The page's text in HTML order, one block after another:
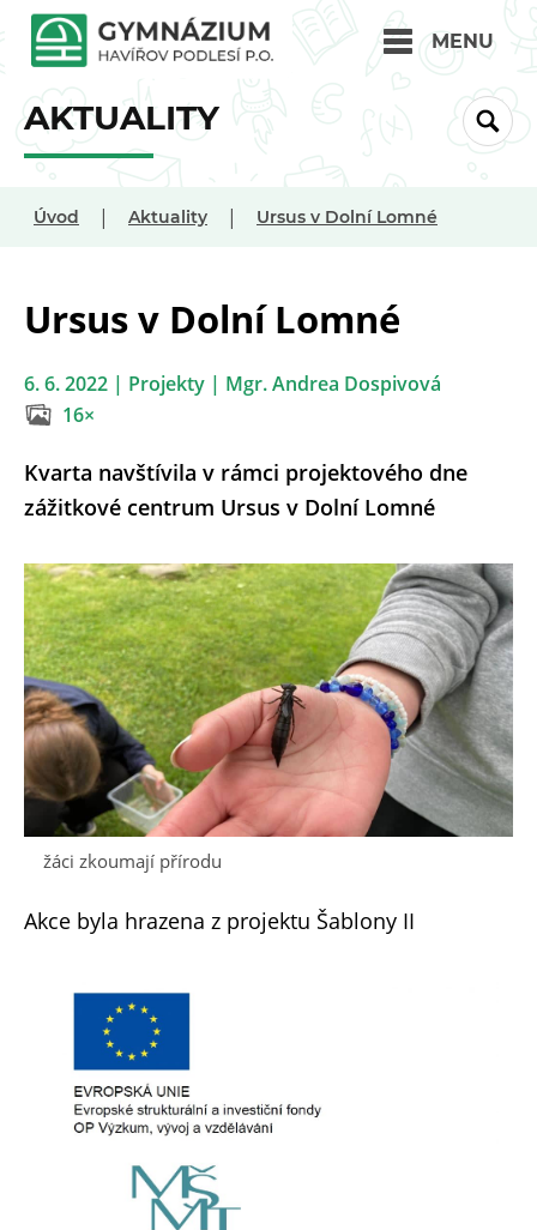
MENU
AKTUALITY
Úvod | Aktuality | Ursus v Dolní Lomné
Ursus v Dolní Lomné
6. 6. 2022 | Projekty | Mgr. Andrea Dospivová
16×
Kvarta navštívila v rámci projektového dne
zážitkové centrum Ursus v Dolní Lomné
žáci zkoumají přírodu
Akce byla hrazena z projektu Šablony II